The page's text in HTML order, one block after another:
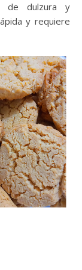
de dulzura y
y requiere